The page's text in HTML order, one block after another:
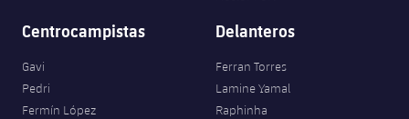
Centrocampistas
Gavi
Pedri
Fermín López
Delanteros
Ferran Torres
Lamine Yamal
Raphinha